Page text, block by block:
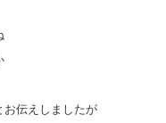
お伝えしましたが